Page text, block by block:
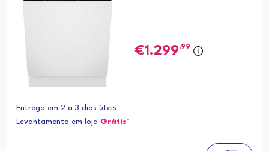
1.299,99
Entrega em 2 a 3 dias úteis
Levantamento em loja Grátis*